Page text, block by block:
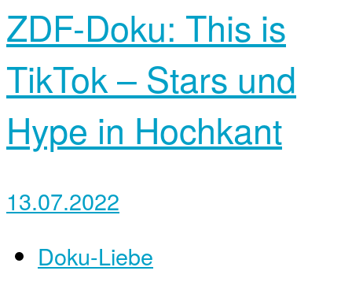
ZDF-Doku: This is
TikTok – Stars und
Hype in Hochkant
13.07.2022
Doku-Liebe